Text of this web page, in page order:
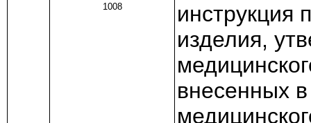
1008
инструкция
изделия,
внесенных